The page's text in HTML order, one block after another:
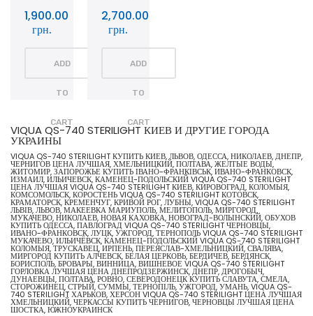
1,900.00
грн.
ADD
TO
CART
2,700.00
грн.
ADD
TO
CART
VIQUA QS-740 STERILIGHT КИЕВ И ДРУГИЕ ГОРОДА
УКРАИНЫ
VIQUA QS-740 STERILIGHT КУПИТЬ КИЕВ, ЛЬВОВ, ОДЕССА, НИКОЛАЕВ, ДНЕПР,
ЧЕРНИГОВ ЦЕНА ЛУЧШАЯ, ХМЕЛЬНИЦКИЙ, ПОЛТАВА, ЖЕЛТЫЕ ВОДЫ,
ЖИТОМИР, ЗАПОРОЖЬЕ КУПИТЬ ІВАНО-ФРАНКІВСЬК, ИВАНО-ФРАНКОВСК,
ИЗМАИЛ, ИЛЬИЧЕВСК, КАМЕНЕЦ-ПОДОЛЬСКИЙ VIQUA QS-740 STERILIGHT
ЦЕНА ЛУЧШАЯ VIQUA QS-740 STERILIGHT КИЕВ, КИРОВОГРАД, КОЛОМЫЯ,
КОМСОМОЛЬСК, КОРОСТЕНЬ VIQUA QS-740 STERILIGHT КОТОВСК,
КРАМАТОРСК, КРЕМЕНЧУГ, КРИВОЙ РОГ, ЛУБНЫ, VIQUA QS-740 STERILIGHT
ЛЬВІВ, ЛЬВОВ, МАКЕЕВКА МАРИУПОЛЬ, МЕЛИТОПОЛЬ, МИРГОРОД,
МУКАЧЕВО, НИКОЛАЕВ, НОВАЯ КАХОВКА, НОВОГРАД-ВОЛЫНСКИЙ, ОБУХОВ
КУПИТЬ ОДЕССА, ПАВЛОГРАД VIQUA QS-740 STERILIGHT ЧЕРНОВЦЫ,
ИВАНО-ФРАНКОВСК, ЛУЦК, УЖГОРОД, ТЕРНОПОЛЬ VIQUA QS-740 STERILIGHT
МУКАЧЕВО, ИЛЬИЧЁВСК, КАМЕНЕЦ-ПОДОЛЬСКИЙ VIQUA QS-740 STERILIGHT
КОЛОМЫЯ, ТРУСКАВЕЦ, ИРПЕНЬ, ПЕРЕЯСЛАВ-ХМЕЛЬНИЦКИЙ, СВАЛЯВА,
МИРГОРОД КУПИТЬ АЛЧЕВСК, БЕЛАЯ ЦЕРКОВЬ, БЕРДИЧЕВ, БЕРДЯНСК,
БОРИСПОЛЬ, БРОВАРЫ, ВИННИЦА, ВИШНЕВОЕ VIQUA QS-740 STERILIGHT
ГОРЛОВКА ЛУЧШАЯ ЦЕНА ДНЕПРОДЗЕРЖИНСК, ДНЕПР, ДРОГОБЫЧ,
ДУНАЕВЦЫ, ПОЛТАВА, РОВНО, СЕВЕРОДОНЕЦК КУПИТЬ СЛАВУТА, СМЕЛА,
СТОРОЖИНЕЦ, СТРЫЙ, СУММЫ, ТЕРНОПІЛЬ, УЖГОРОД, УМАНЬ, VIQUA QS-
740 STERILIGHT ХАРЬКОВ, ХЕРСОН VIQUA QS-740 STERILIGHT ЦЕНА ЛУЧШАЯ
ХМЕЛЬНИЦКИЙ, ЧЕРКАССЫ КУПИТЬ ЧЕРНИГОВ, ЧЕРНОВЦЫ ЛУЧШАЯ ЦЕНА
ШОСТКА, ЮЖНОУКРАИНСК